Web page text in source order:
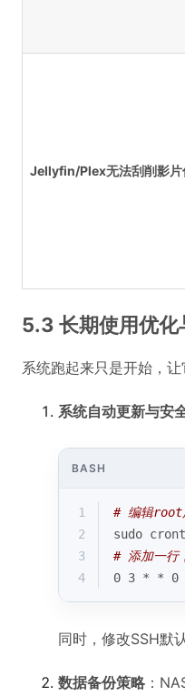
Jellyfin/Plex无法刮削影片
5.3 长期使用优化
系统跑起来只是开始，让
系统自动更新与安
BASH
1
# 编辑root
2
sudo
3
# 添加一行
4
0 3 * * 0
同时，修改SSH默
数据备份策略 ：